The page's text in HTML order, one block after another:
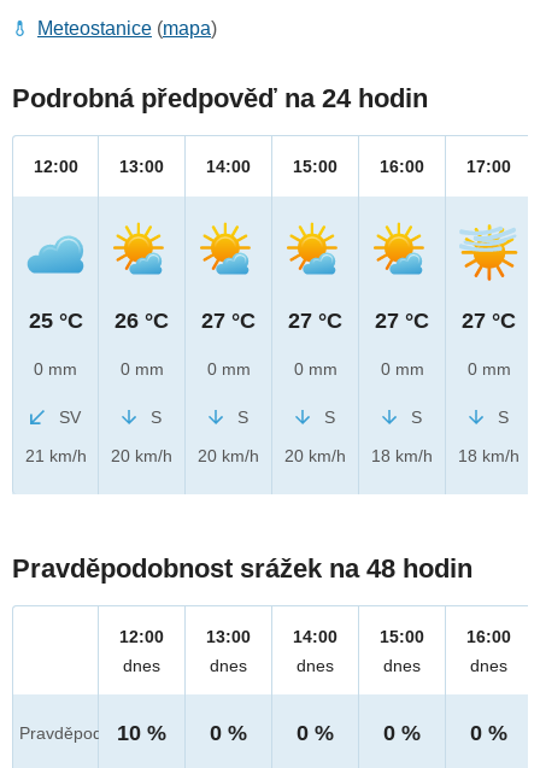
Meteostanice (mapa)
Podrobná předpověď na 24 hodin
12:00
25 °C
0 mm
SV
21 km/h
13:00
26 °C
0 mm
S
20 km/h
14:00
27 °C
0 mm
S
20 km/h
15:00
27 °C
0 mm
S
20 km/h
16:00
27 °C
0 mm
S
18 km/h
17:00
27 °C
0 mm
S
18 km/h
Pravděpodobnost srážek na 48 hodin
Pravděpod.
12:00
dnes
10 %
13:00
dnes
0 %
14:00
dnes
0 %
15:00
dnes
0 %
16:00
dnes
0 %